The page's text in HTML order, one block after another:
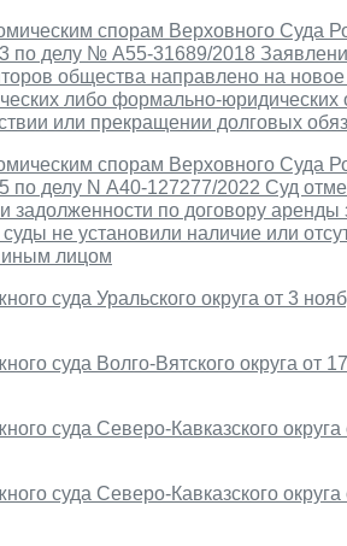
спорам Верховного Суда
по делу № А55-31689/2018
общества направлено на
либо формально-
или прекращении долговых
спорам Верховного Суда
делу N А40-127277/2022 Суд
задолженности по договору аренды
не установили наличие или
иным лицом
суда Уральского округа от 3
суда Волго-Вятского округа от
суда Северо-Кавказского
суда Северо-Кавказского